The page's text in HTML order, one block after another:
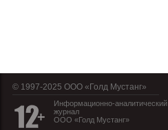
© 1997-2025 OOO «Голд Мустанг»
Информационно-аналитический
журнал
ООО «Голд Мустанг»